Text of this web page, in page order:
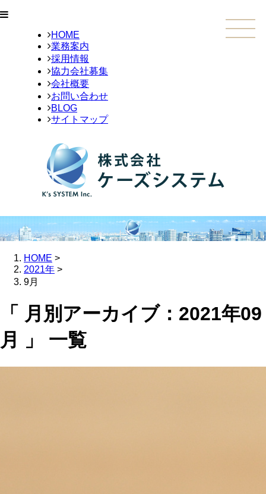
HOME
業務案内
採用情報
協力会社募集
会社概要
お問い合わせ
BLOG
サイトマップ
HOME >
2021年 >
9月
「 月別アーカイブ：2021年09
月 」 一覧